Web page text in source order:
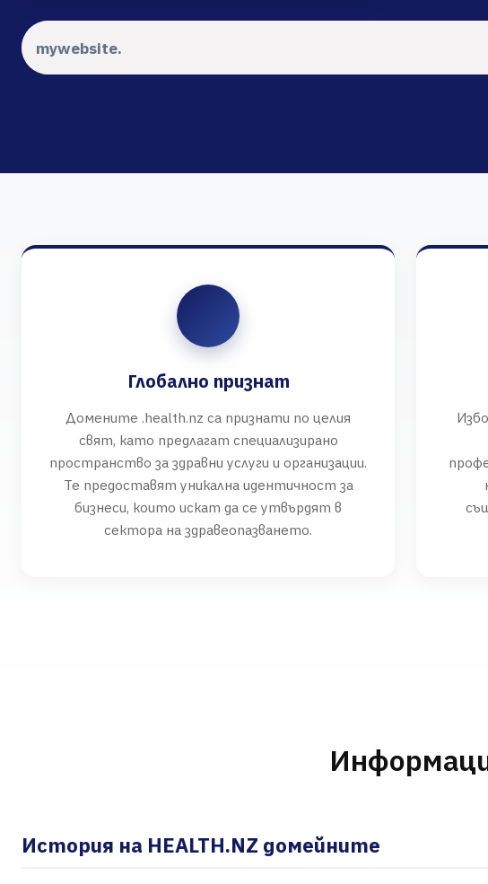
Глобално признат
Домените .health.nz са признати по целия
свят, като предлагат специализирано
пространство за здравни услуги и организации.
Те предоставят уникална идентичност за
бизнеси, които искат да се утвърдят в
сектора на здравеопазването.
История на HEALTH.NZ домейните